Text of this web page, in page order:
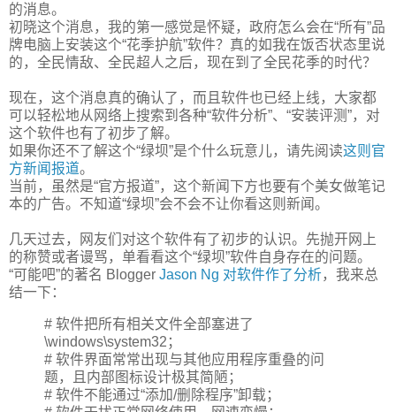
的消息。
初晓这个消息，我的第一感觉是怀疑，政府怎么会在“所有”品
牌电脑上安装这个“花季护航”软件？真的如我在饭否状态里说
的，全民情敌、全民超人之后，现在到了全民花季的时代？
现在，这个消息真的确认了，而且软件也已经上线，大家都
可以轻松地从网络上搜索到各种“软件分析”、“安装评测”，对
这个软件也有了初步了解。
如果你还不了解这个“绿坝”是个什么玩意儿，请先阅读这则官
方新闻报道。
当前，虽然是“官方报道”，这个新闻下方也要有个美女做笔记
本的广告。不知道“绿坝”会不会不让你看这则新闻。
几天过去，网友们对这个软件有了初步的认识。先抛开网上
的称赞或者谩骂，单看看这个“绿坝”软件自身存在的问题。
“可能吧”的著名 Blogger Jason Ng 对软件作了分析，我来总
结一下：
# 软件把所有相关文件全部塞进了
\windows\system32；
# 软件界面常常出现与其他应用程序重叠的问
题，且内部图标设计极其简陋；
# 软件不能通过“添加/删除程序”卸载；